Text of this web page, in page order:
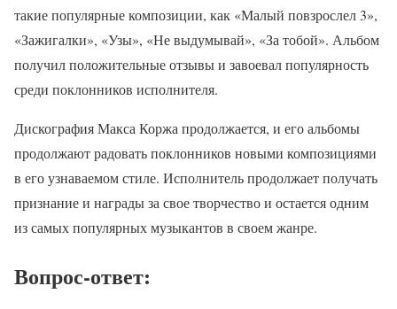
такие популярные композиции, как «Малый повзрослел 3»,
«Зажигалки», «Узы», «Не выдумывай», «За тобой». Альбом
получил положительные отзывы и завоевал популярность
среди поклонников исполнителя.
Дискография Макса Коржа продолжается, и его альбомы
продолжают радовать поклонников новыми композициями
в его узнаваемом стиле. Исполнитель продолжает получать
признание и награды за свое творчество и остается одним
из самых популярных музыкантов в своем жанре.
Вопрос-ответ: